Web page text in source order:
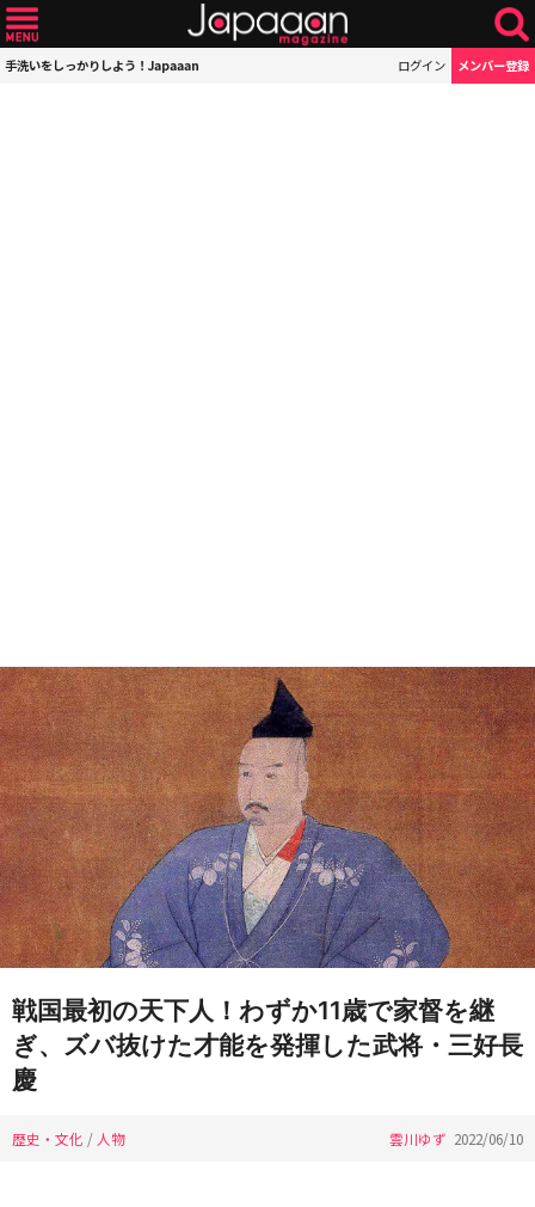
手洗いをしっかりしよう！Japaaan ログイン メンバー登録
戦国最初の天下人！わずか11歳で家督を継
ぎ、ズバ抜けた才能を発揮した武将・三好長
慶
歴史・文化 / 人物 雲川ゆず 2022/06/10